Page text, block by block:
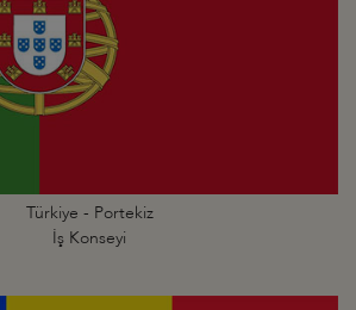
Türkiye - Portekiz
İş Konseyi